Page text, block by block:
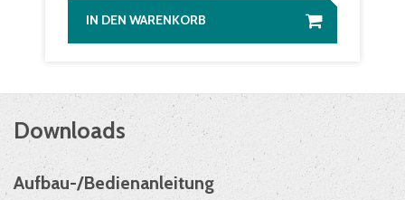
IN DEN WARENKORB
Downloads
Aufbau-/Bedienanleitung